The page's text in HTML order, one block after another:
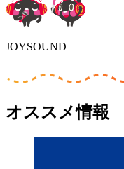
JOYSOUND
オススメ情報